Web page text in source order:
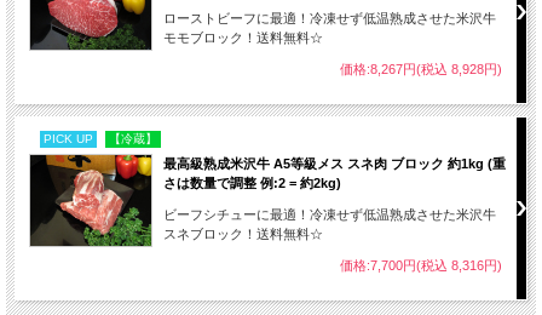
ローストビーフに最適！冷凍せず低温熟成させた米沢牛
モモブロック！送料無料☆
価格:8,267円(税込 8,928円)
PICK UP 【冷蔵】
最高級熟成米沢牛 A5等級メス スネ肉 ブロック 約1kg (重
さは数量で調整 例:2 = 約2kg)
ビーフシチューに最適！冷凍せず低温熟成させた米沢牛
スネブロック！送料無料☆
価格:7,700円(税込 8,316円)